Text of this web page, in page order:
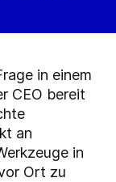
in einem
CEO bereit
an
in
Ort zu